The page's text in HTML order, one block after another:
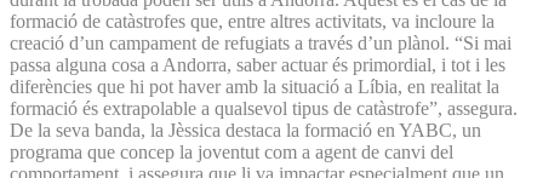
formació de catàstrofes que, entre altres activitats, va incloure la
creació d’un campament de refugiats a través d’un plànol. “Si mai
passa alguna cosa a Andorra, saber actuar és primordial, i tot i les
diferències que hi pot haver amb la situació a Líbia, en realitat la
formació és extrapolable a qualsevol tipus de catàstrofe”, assegura.
De la seva banda, la Jèssica destaca la formació en YABC, un
programa que concep la joventut com a agent de canvi del
comportament, i assegura que li va impactar especialment que un